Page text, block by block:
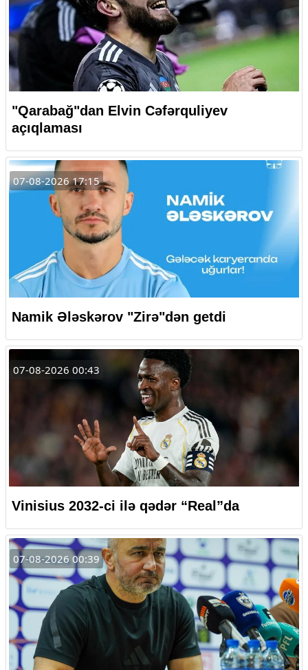
"Qarabağ"dan Elvin Cəfərquliyev
açıqlaması
07-08-2026 17:15
Namik Ələskərov "Zirə"dən getdi
07-08-2026 00:43
Vinisius 2032-ci ilə qədər “Real”da
07-08-2026 00:39